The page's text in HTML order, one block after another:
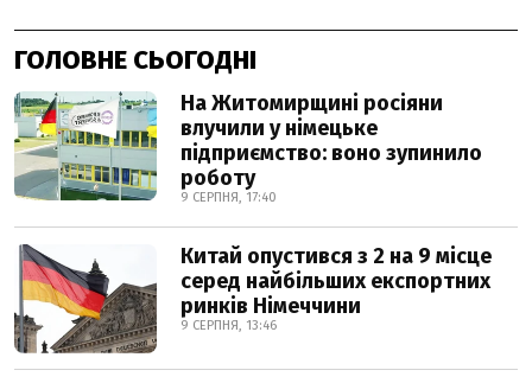
ГОЛОВНЕ СЬОГОДНІ
На Житомирщині росіяни
влучили у німецьке
підприємство: воно зупинило
роботу
9 СЕРПНЯ, 17:40
Китай опустився з 2 на 9 місце
серед найбільших експортних
ринків Німеччини
9 СЕРПНЯ, 13:46